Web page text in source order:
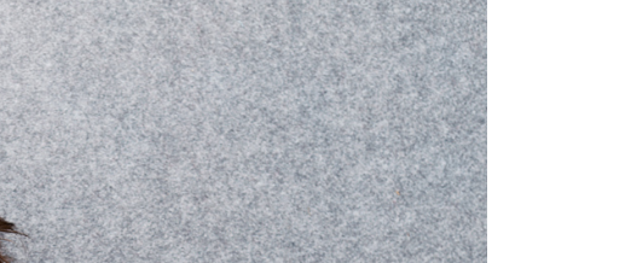
用戶於交易時，得透過本服務購買商品或服務，並由商店將買賣／分期付
款買賣價金債權讓與本公司後，依約使用本公司帳單繳交帳款。
2.基於同意付款使用「大哥付你分期」之契約關係目的，商店將以您的個人
資料（包含姓名、電話或地址）提供予台灣大哥大進項蒐集、處理及利
用，由本公司與您本人進行分期帳單所需資料之確認、核對及更正。
3.完整用戶服務條款，請詳閱以下連結：https://oppay.tw/userRule
付款後7-11取貨
每筆NT$60，滿NT$1,000(含以上)免運費
宅配
每筆NT$80，滿NT$1,000(含以上)免運費